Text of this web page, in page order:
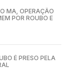
MA, OPERAÇÃO
POR ROUBO E
É PRESO PELA